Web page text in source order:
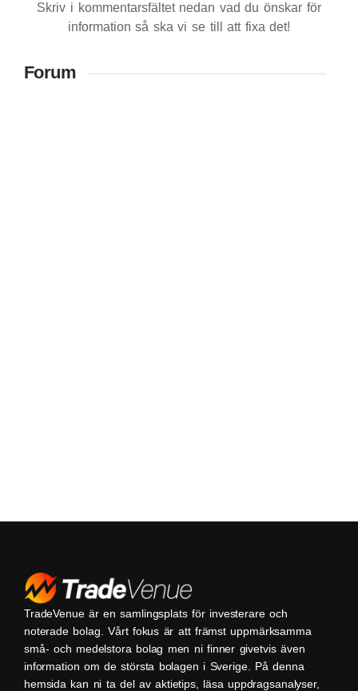
Skriv i kommentarsfältet nedan vad du önskar för
information så ska vi se till att fixa det!
Forum
TradeVenue är en samlingsplats för investerare och
noterade bolag. Vårt fokus är att främst uppmärksamma
små- och medelstora bolag men ni finner givetvis även
information om de största bolagen i Sverige. På denna
hemsida kan ni ta del av aktietips, läsa uppdragsanalyser,